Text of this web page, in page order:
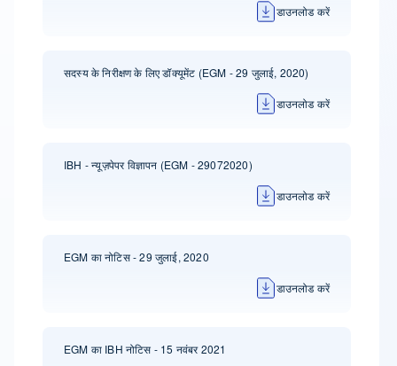
डाउनलोड करें
सदस्य के निरीक्षण के लिए डॉक्यूमेंट (EGM - 29 जुलाई, 2020)
डाउनलोड करें
IBH - न्यूज़पेपर विज्ञापन (EGM - 29072020)
डाउनलोड करें
EGM का नोटिस - 29 जुलाई, 2020
डाउनलोड करें
EGM का IBH नोटिस - 15 नवंबर 2021